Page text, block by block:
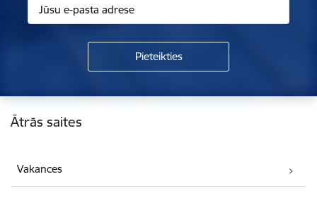
Kājene
Ātrās saites
Vakances